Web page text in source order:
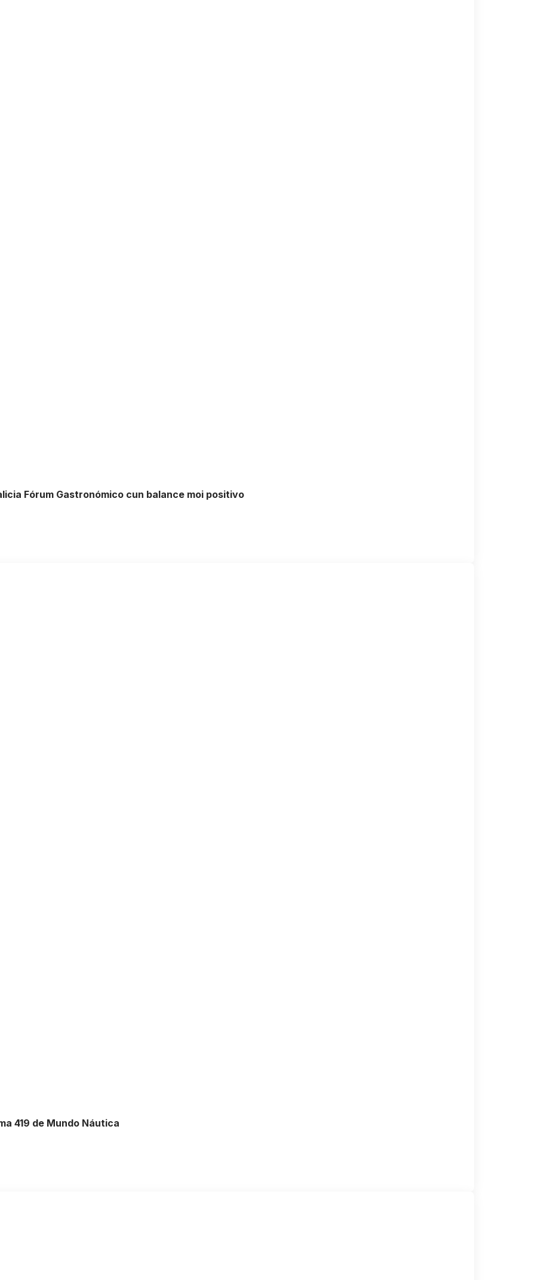
Fórum Gastronómico cun balance moi positivo
419 de Mundo Náutica